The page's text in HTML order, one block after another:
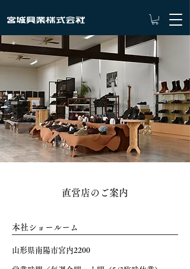
直営店のご案内
本社ショールーム
​山形県南陽市宮内2200